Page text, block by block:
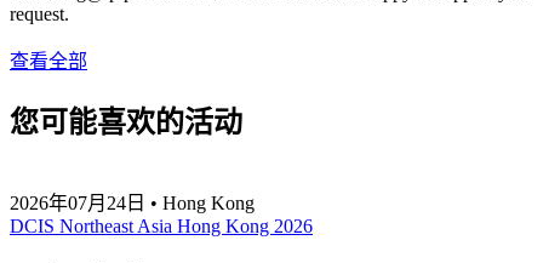
request.
查看全部
您可能喜欢的活动
2026年07月24日 • Hong Kong
DCIS Northeast Asia Hong Kong 2026